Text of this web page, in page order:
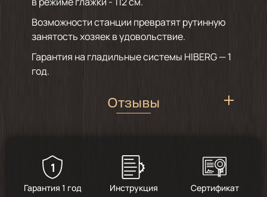
Возможности станции превратят рутинную
занятость хозяек в удовольствие.
Гарантия на гладильные системы HIBERG — 1
год.
Отзывы
1
Гарантия 1 год Инструкция Сертификат